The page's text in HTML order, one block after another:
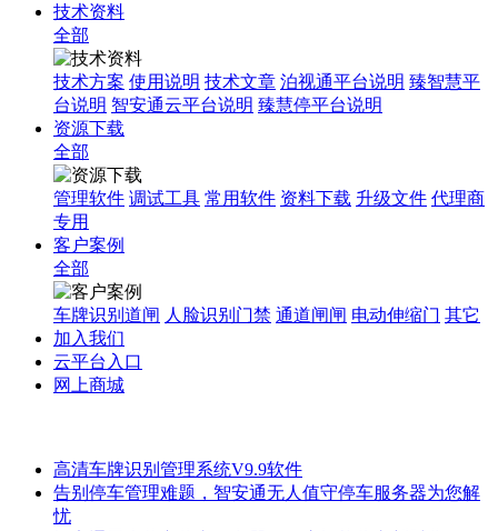
技术资料
全部
技术方案 使用说明 技术文章 泊视通平台说明 臻智慧平
台说明 智安通云平台说明 臻慧停平台说明
资源下载
全部
管理软件 调试工具 常用软件 资料下载 升级文件 代理商
专用
客户案例
全部
车牌识别道闸 人脸识别门禁 通道闸闸 电动伸缩门 其它
加入我们
云平台入口
网上商城
高清车牌识别管理系统V9.9软件
告别停车管理难题，智安通无人值守停车服务器为您解
忧